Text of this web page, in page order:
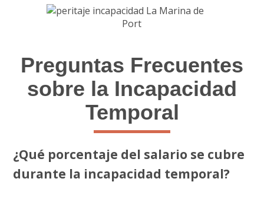
Preguntas Frecuentes
sobre la Incapacidad
Temporal
¿Qué porcentaje del salario se cubre
durante la incapacidad temporal?